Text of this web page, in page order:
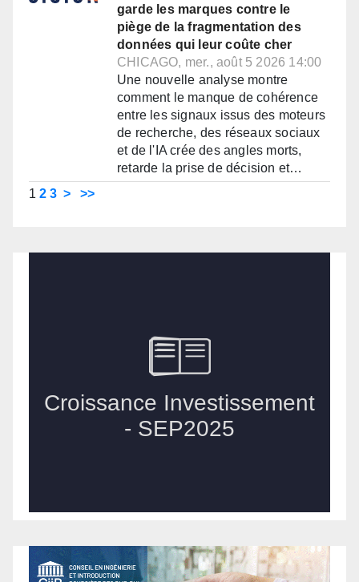
garde les marques contre le
piège de la fragmentation des
données qui leur coûte cher
CHICAGO, mer., août 5 2026 14:00
Une nouvelle analyse montre
comment le manque de cohérence
entre les signaux issus des moteurs
de recherche, des réseaux sociaux
et de l'IA crée des angles morts,
retarde la prise de décision et…
1 2 3 > >>